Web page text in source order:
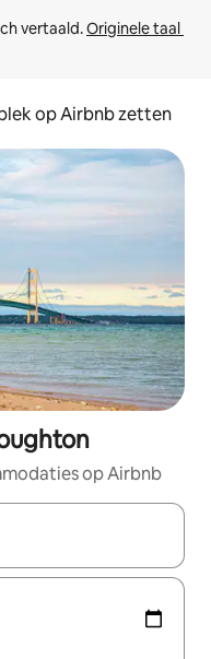
vertaald. Originele taal
op Airbnb zetten
op Airbnb
zijn, maak je een keuze